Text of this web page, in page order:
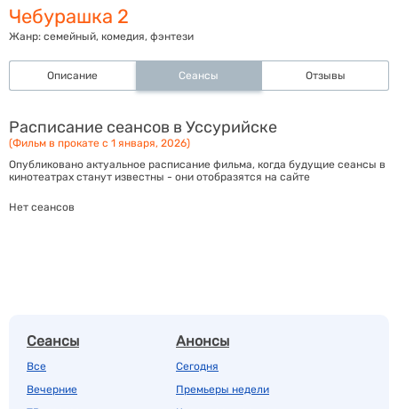
Чебурашка 2
Жанр: семейный, комедия, фэнтези
Описание Сеансы Отзывы
Расписание сеансов в Уссурийске
(Фильм в прокате с 1 января, 2026)
Опубликовано актуальное расписание фильма, когда будущие сеансы в
кинотеатрах станут известны - они отобразятся на сайте
Нет сеансов
Сеансы
Все
Вечерние
Анонсы
Сегодня
Премьеры недели